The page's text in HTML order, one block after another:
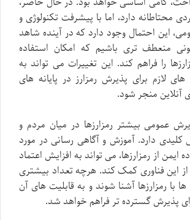
محتاطانه دارد، اما با پیشرفت تکنولوژی و
این احتمال وجود دارد که در آینده شاهد
منعطف تری باشیم که امکان استفاده
را فراهم کند. این تغییرات می تواند به
لازم برای پذیرش رمزارز در پایانه های
آنلاین منجر شود.
عمومی بیشتر رمزارزها در میان مردم و
دارد. آموزش و آگاهی رسانی در مورد
ایمن از رمزارزها، می تواند به افزایش اعتماد
این فناوری کمک کند. هرچه تعداد بیشتری
ها با رمزارزها آشنا شوند و به قابلیت های آن
پذیرش گسترده تر فراهم خواهد شد.